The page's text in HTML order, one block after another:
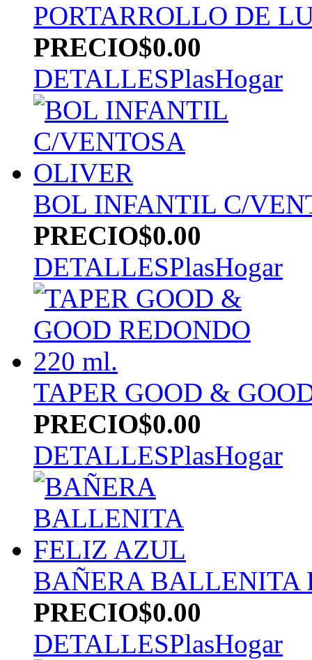
PORTARROLLO DE
PRECIO$0.00
DETALLESPlasHogar
BOL INFANTIL C/
PRECIO$0.00
DETALLESPlasHogar
TAPER GOOD &
PRECIO$0.00
DETALLESPlasHogar
BAÑERA BALLENITA
PRECIO$0.00
DETALLESPlasHogar